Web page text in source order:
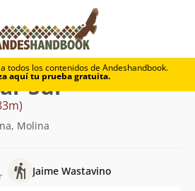
todos los contenidos de Andeshandbook.
aquí tu prueba gratuita.
Santiago Glaciar Sur
Sur
Molina
Jaime Wastavino